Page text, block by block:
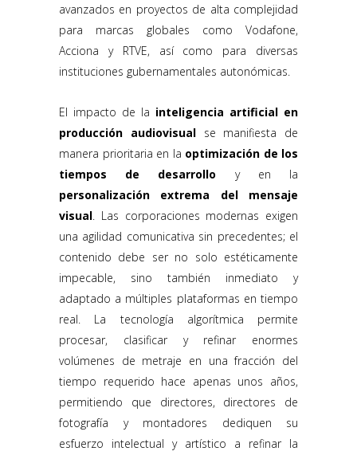
avanzados en proyectos de alta complejidad
para marcas globales como Vodafone,
Acciona y RTVE, así como para diversas
instituciones gubernamentales autonómicas.
El impacto de la inteligencia artificial en
producción audiovisualse manifiesta de
manera prioritaria en la optimización de los
tiempos de desarrollo y en la
personalización extrema del mensaje
visual. Las corporaciones modernas exigen
una agilidad comunicativa sin precedentes; el
contenido debe ser no solo estéticamente
impecable, sino también inmediato y
adaptado a múltiples plataformas en tiempo
real. La tecnología algorítmica permite
procesar, clasificar y refinar enormes
volúmenes de metraje en una fracción del
tiempo requerido hace apenas unos años,
permitiendo que directores, directores de
fotografía y montadores dediquen su
esfuerzo intelectual y artístico a refinar la